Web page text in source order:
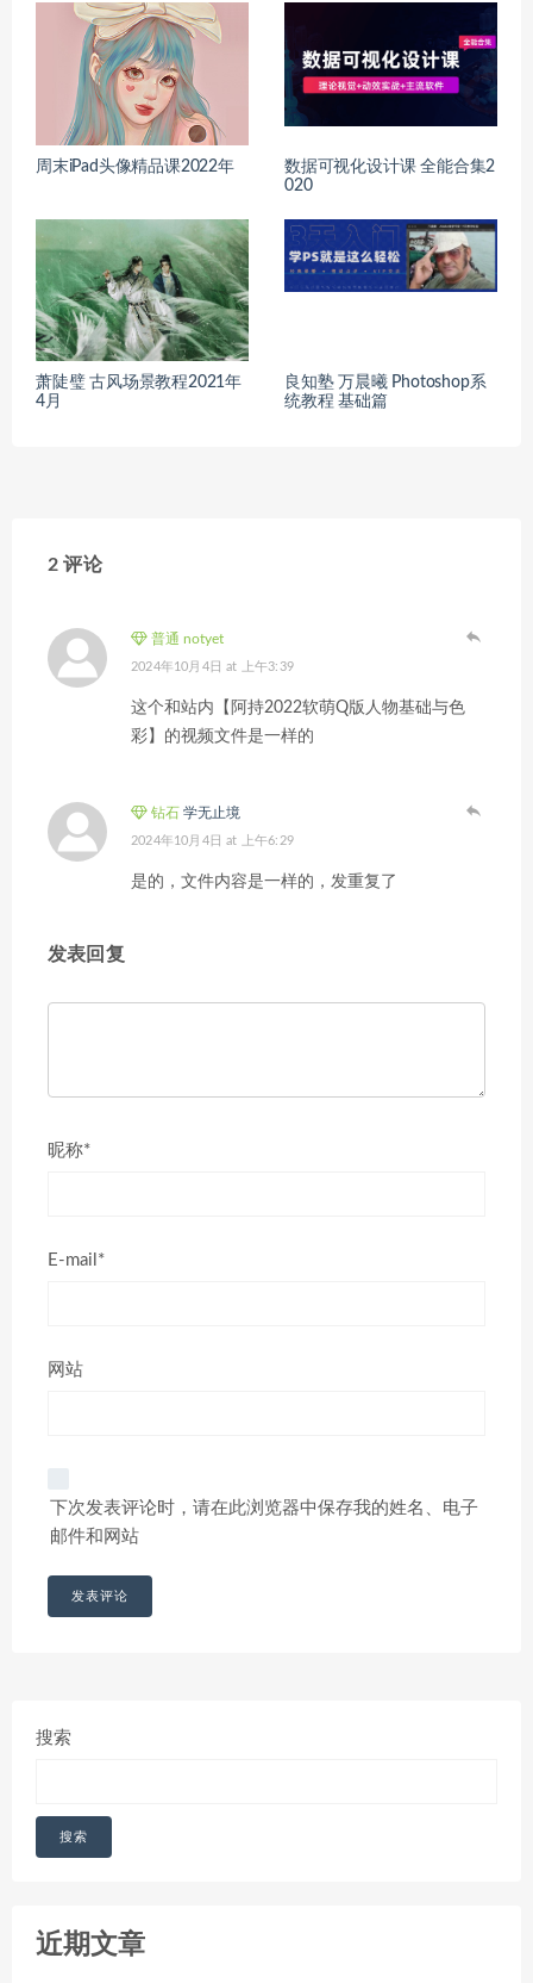
周末iPad头像精品课2022年
数据可视化设计课 全能合集2
020
萧陡璧 古风场景教程2021年
4月
良知塾 万晨曦 Photoshop系
统教程 基础篇
2 评论
普通 notyet
2024年10月4日 at 上午3:39
这个和站内【阿持2022软萌Q版人物基础与色
彩】的视频文件是一样的
钻石 学无止境
2024年10月4日 at 上午6:29
是的，文件内容是一样的，发重复了
发表回复
昵称*
E-mail*
网站
下次发表评论时，请在此浏览器中保存我的姓名、电子
邮件和网站
搜索
搜索
近期文章